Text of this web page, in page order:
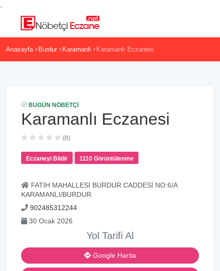
Anasayfa Burdur Karamanli Karamanlı Eczanesi
BUGÜN NÖBETÇI
Karamanlı Eczanesi
(0)
Eczaneyi Bildir 1110 Görüntülenme
FATİH MAHALLESİ BURDUR CADDESİ NO:6/A
KARAMANLI/BURDUR
902485312244
30 Ocak 2026
Yol Tarifi Al
Google Harita